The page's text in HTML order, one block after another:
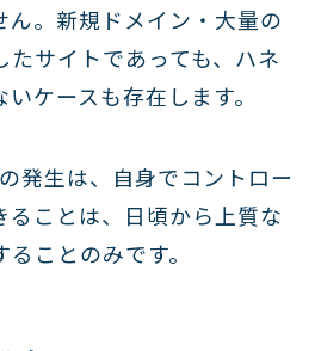
ん。新規ドメイン・大量の
たサイトであっても、ハネ
ケースも存在します。
発生は、自身でコントロー
ることは、日頃から上質な
ことのみです。